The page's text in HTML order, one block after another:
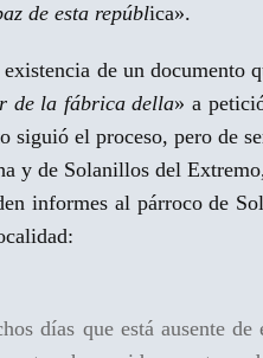
de esta república».
de un
de la fábrica della» a
siguió el proceso, pero de
y de Solanillos del
informes al párroco de
días que está ausente